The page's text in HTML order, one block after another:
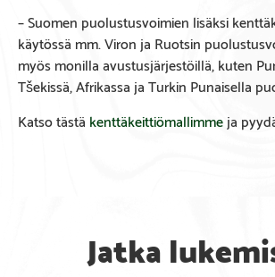
– Suomen puolustusvoimien lisäksi
käytössä mm. Viron ja Ruotsin
myös monilla avustusjärjestöillä, kuten
Tšekissä, Afrikassa ja Turkin Punaisella
Katso tästä kenttäkeittiömallimmeja
Jatka